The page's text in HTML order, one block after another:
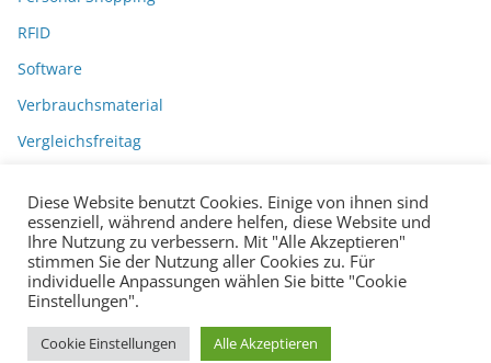
RFID
Software
Verbrauchsmaterial
Vergleichsfreitag
Copyright © 2026BarcodeBlog
Diese Website benutzt Cookies. Einige von ihnen sind
essenziell, während andere helfen, diese Website und
Ihre Nutzung zu verbessern. Mit "Alle Akzeptieren"
stimmen Sie der Nutzung aller Cookies zu. Für
individuelle Anpassungen wählen Sie bitte "Cookie
Einstellungen".
Cookie Einstellungen Alle Akzeptieren